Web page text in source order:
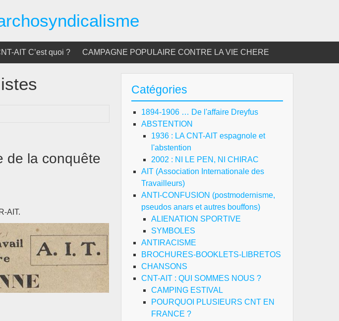
AIT C’est quoi ? CAMPAGNE POPULAIRE CONTRE LA VIE CHERE
de la conquête
AIT.
Catégories
1894-1906 … De l'affaire Dreyfus
ABSTENTION
1936 : LA CNT-AIT espagnole et
l'abstention
2002 : NI LE PEN, NI CHIRAC
AIT (Association Internationale des
Travailleurs)
ANTI-CONFUSION (postmodernisme,
pseudos anars et autres bouffons)
ALIENATION SPORTIVE
SYMBOLES
ANTIRACISME
BROCHURES-BOOKLETS-LIBRETOS
CHANSONS
CNT-AIT : QUI SOMMES NOUS ?
CAMPING ESTIVAL
POURQUOI PLUSIEURS CNT EN
FRANCE ?